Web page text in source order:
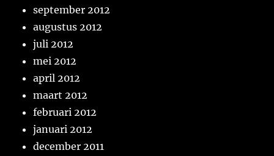
september 2012
augustus 2012
juli 2012
mei 2012
april 2012
maart 2012
februari 2012
januari 2012
december 2011